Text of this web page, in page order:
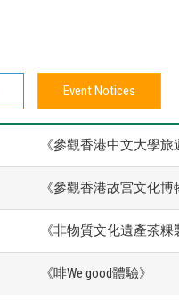
Event Notices
《參觀香港中文大學
《參觀香港故宮文化
《非物質文化遺產茶粿
《啡We good體驗》